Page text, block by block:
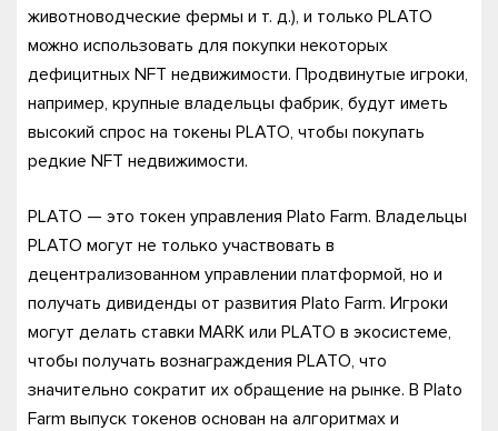
животноводческие фермы и т. д.), и только PLATO
можно использовать для покупки некоторых
дефицитных NFT недвижимости. Продвинутые игроки,
например, крупные владельцы фабрик, будут иметь
высокий спрос на токены PLATO, чтобы покупать
редкие NFT недвижимости.
PLATO — это токен управления Plato Farm. Владельцы
PLATO могут не только участвовать в
децентрализованном управлении платформой, но и
получать дивиденды от развития Plato Farm. Игроки
могут делать ставки MARK или PLATO в экосистеме,
чтобы получать вознаграждения PLATO, что
значительно сократит их обращение на рынке. В Plato
Farm выпуск токенов основан на алгоритмах и